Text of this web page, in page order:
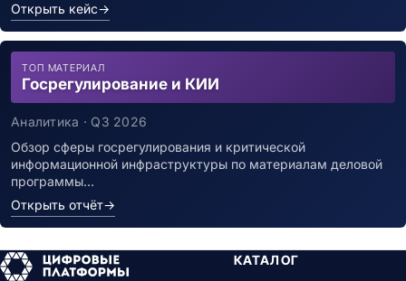
Открыть кейс→
ТОП МАТЕРИАЛ
Госрегулирование и КИИ
Аналитика · Q3 2026
Обзор сферы госрегулирования и критической
информационной инфраструктуры по материалам деловой
программы…
Открыть отчёт→
КАТАЛОГ